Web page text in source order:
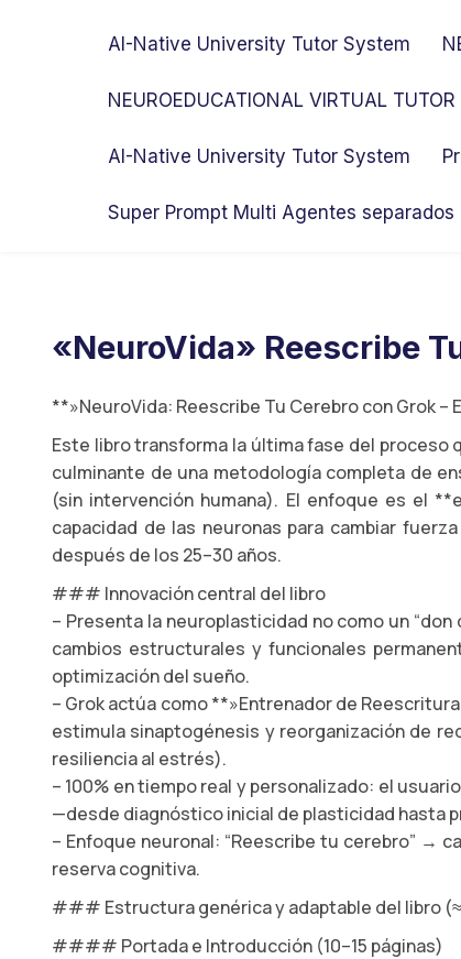
AI-Native University Tutor System
NEUROEDUCATIONAL VIRTUAL
AI-Native University Tutor System
Super Prompt Multi Agentes separados
«NeuroVida» Reescribe
**»NeuroVida: Reescribe Tu Cerebro con Grok –
Este libro transforma la última fase del
culminante de una metodología completa de
(sin intervención humana). El enfoque es el
capacidad de las neuronas para cambiar
después de los 25–30 años.
### Innovación central del libro
– Presenta la neuroplasticidad no como un
cambios estructurales y funcionales
optimización del sueño.
– Grok actúa como **»Entrenador de
estimula sinaptogénesis y reorganización de
resiliencia al estrés).
– 100% en tiempo real y personalizado: el
—desde diagnóstico inicial de plasticidad hasta
– Enfoque neuronal: “Reescribe tu cerebro” →
reserva cognitiva.
### Estructura genérica y adaptable del libro
#### Portada e Introducción (10–15 páginas)